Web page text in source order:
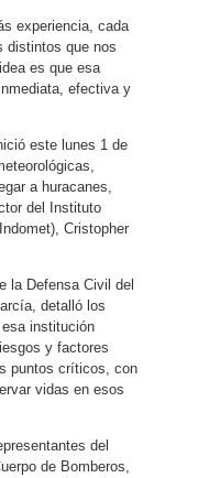
experiencia, cada
distintos que nos
es que esa
efectiva y
este lunes 1 de
a huracanes,
del Instituto
Cristopher
la Defensa Civil del
detalló los
institución
y factores
puntos críticos, con
vidas en esos
del
de Bomberos,